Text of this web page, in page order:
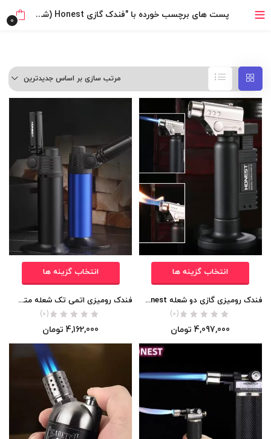
بدون ضامن، بدون سود پست های برچسب خورده با "فندک گازی Honest (شعله اتمی)" 0
مرتب سازی بر اساس جدیدترین
انتخاب گزینه ها
فندک رومیزی گازی دو شعله Honest اورجینال
(0)
4,097,000 تومان
انتخاب گزینه ها
فندک رومیزی اتمی تک شعله متحرک Honest اورجینال
(0)
4,162,000 تومان